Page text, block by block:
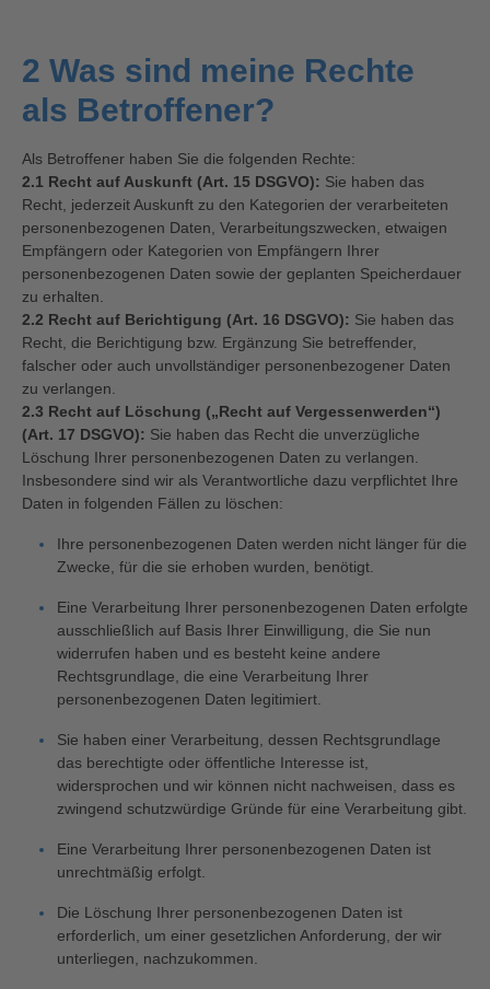
2 Was sind meine Rechte
als Betroffener?
Als Betroffener haben Sie die folgenden Rechte:
2.1 Recht auf Auskunft (Art. 15 DSGVO): Sie haben das
Recht, jederzeit Auskunft zu den Kategorien der verarbeiteten
personenbezogenen Daten, Verarbeitungszwecken, etwaigen
Empfängern oder Kategorien von Empfängern Ihrer
personenbezogenen Daten sowie der geplanten Speicherdauer
zu erhalten.
2.2 Recht auf Berichtigung (Art. 16 DSGVO): Sie haben das
Recht, die Berichtigung bzw. Ergänzung Sie betreffender,
falscher oder auch unvollständiger personenbezogener Daten
zu verlangen.
2.3 Recht auf Löschung („Recht auf Vergessenwerden“)
(Art. 17 DSGVO): Sie haben das Recht die unverzügliche
Löschung Ihrer personenbezogenen Daten zu verlangen.
Insbesondere sind wir als Verantwortliche dazu verpflichtet Ihre
Daten in folgenden Fällen zu löschen:
Ihre personenbezogenen Daten werden nicht länger für die
Zwecke, für die sie erhoben wurden, benötigt.
Eine Verarbeitung Ihrer personenbezogenen Daten erfolgte
ausschließlich auf Basis Ihrer Einwilligung, die Sie nun
widerrufen haben und es besteht keine andere
Rechtsgrundlage, die eine Verarbeitung Ihrer
personenbezogenen Daten legitimiert.
Sie haben einer Verarbeitung, dessen Rechtsgrundlage
das berechtigte oder öffentliche Interesse ist,
widersprochen und wir können nicht nachweisen, dass es
zwingend schutzwürdige Gründe für eine Verarbeitung gibt.
Eine Verarbeitung Ihrer personenbezogenen Daten ist
unrechtmäßig erfolgt.
Die Löschung Ihrer personenbezogenen Daten ist
erforderlich, um einer gesetzlichen Anforderung, der wir
unterliegen, nachzukommen.